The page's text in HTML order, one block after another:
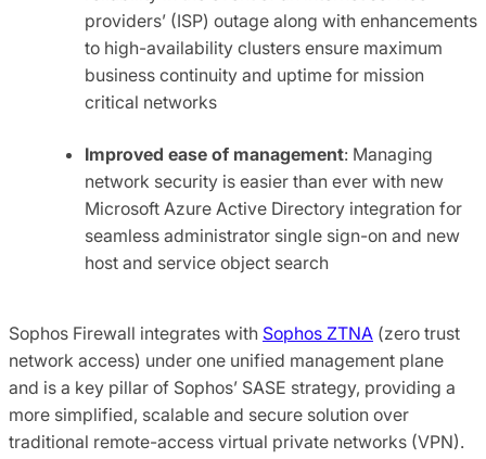
providers’ (ISP) outage along with enhancements
to high-availability clusters ensure maximum
business continuity and uptime for mission
critical networks
Improved ease of management: Managing
network security is easier than ever with new
Microsoft Azure Active Directory integration for
seamless administrator single sign-on and new
host and service object search
Sophos Firewall integrates with Sophos ZTNA (zero trust
network access) under one unified management plane
and is a key pillar of Sophos’ SASE strategy, providing a
more simplified, scalable and secure solution over
traditional remote-access virtual private networks (VPN).